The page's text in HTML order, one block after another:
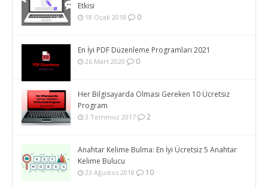
Etkisi
18 Ocak 2018 0
En İyi PDF Düzenleme Programları 2021
26 Mart 2020 0
Her Bilgisayarda Olması Gereken 10 Ücretsiz
Program
3 Temmuz 2017 2
Anahtar Kelime Bulma: En İyi Ücretsiz 5 Anahtar
Kelime Bulucu
23 Ağustos 2018 10